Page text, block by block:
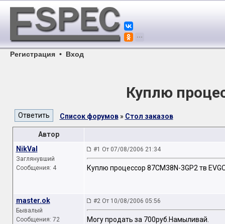
Регистрация • Вход
Куплю
Список форумов» Стол заказов
Автор
NikVal
Заглянувший
Сообщения: 4
#1 От 07/08/2006 21:34
Куплю процессор 87CM38N-3GP2 тв
master.ok
Бывалый
Сообщения: 72
#2 От 10/08/2006 05:56
Могу продать за 700руб.Намыливай.